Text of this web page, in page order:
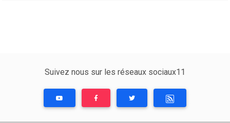
Suivez nous sur les réseaux sociaux11